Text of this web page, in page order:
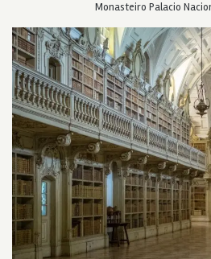
Monasteiro Palacio